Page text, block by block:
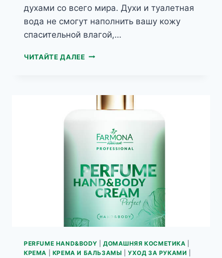
духами со всего мира. Духи и туалетная
вода не смогут наполнить вашу кожу
спасительной влагой,…
ЧИТАЙТЕ ДАЛЕЕPERFUME
ДЛЯ
ТЕЛА
MEN
PERFUME HAND&BODY ДОМАШНЯЯ КОСМЕТИКА
КРЕМА
КРЕМА И БАЛЬЗАМЫ |УХОД ЗА РУКАМИ